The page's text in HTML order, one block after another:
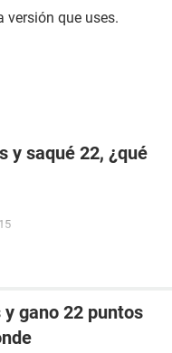
versión que uses.
y saqué 22, ¿qué
gano 22 puntos